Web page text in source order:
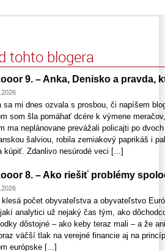
tohto blogera
9. – Anka, Denisko a pravda,
sa mi dnes ozvala s prosbou, či napíšem
som šla pomáhať dcére k výmene
ma neplánovane prevážali policajti po
šalviou, robila zemiakový paprikáš i
kúpiť. Zdanlivo nesúrodé veci [...]
8. – Ako riešiť problémy
klesá počet obyvateľstva a obyvateľstvo
analytici už nejaký čas tým, ako
dôstojné – ako keby teraz mali – a že
väčší tlak na verejné financie aj na
európske [...]